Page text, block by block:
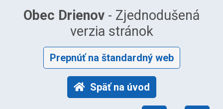
Obec Drienov - Zjednodušená
verzia stránok
Prepnúť na štandardný web
Späť na úvod